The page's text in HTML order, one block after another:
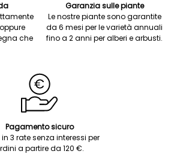
che
Garanzia sulle piante
Le nostre piante sono garantite
da 6 mesi per le varietà annuali
fino a 2 anni per alberi e arbusti.
Pagamento sicuro
3 rate senza interessi per
a partire da 120 €.